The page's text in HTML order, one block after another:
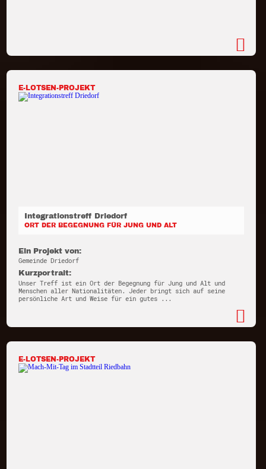
E-LOTSEN-PROJEKT
Integrationstreff Driedorf
ORT DER BEGEGNUNG FÜR JUNG UND ALT
Ein Projekt von:
Gemeinde Driedorf
Kurzportrait:
Unser Treff ist ein Ort der Begegnung für Jung und Alt und
Menschen aller Nationalitäten. Jeder bringt sich auf seine
persönliche Art und Weise für ein gutes ...
E-LOTSEN-PROJEKT